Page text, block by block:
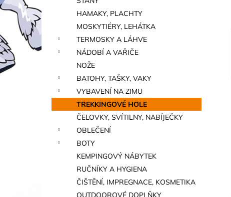
a
n
e
l
HAMAKY, PLACHTY
MOSKYTIÉRY, LEHÁTKA
TERMOSKY A LÁHVE
NÁDOBÍ A VAŘIČE
NOŽE
BATOHY, TAŠKY, VAKY
VYBAVENÍ NA ZIMU
TREKKINGOVÉ HOLE
ČELOVKY, SVÍTILNY, NABÍJEČKY
OBLEČENÍ
BOTY
KEMPINGOVÝ NÁBYTEK
RUČNÍKY A HYGIENA
ČIŠTĚNÍ, IMPREGNACE, KOSMETIKA
OUTDOOROVÉ DOPLŇKY